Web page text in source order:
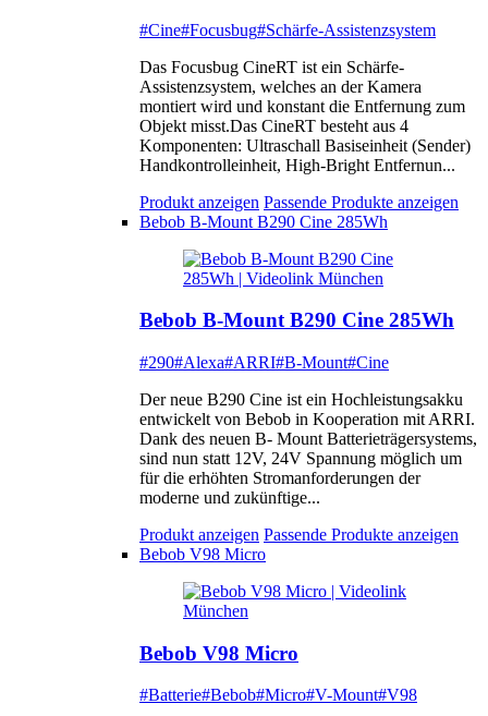
#Cine#Focusbug#Schärfe-Assistenzsystem
Das Focusbug CineRT ist ein Schärfe-
Assistenzsystem, welches an der Kamera
montiert wird und konstant die Entfernung zum
Objekt misst.Das CineRT besteht aus 4
Komponenten: Ultraschall Basiseinheit (Sender)
Handkontrolleinheit, High-Bright Entfernun...
Produkt anzeigen Passende Produkte anzeigen
Bebob B-Mount B290 Cine 285Wh
Bebob B-Mount B290 Cine 285Wh
#290#Alexa#ARRI#B-Mount#Cine
Der neue B290 Cine ist ein Hochleistungsakku
entwickelt von Bebob in Kooperation mit ARRI.
Dank des neuen B- Mount Batterieträgersystems,
sind nun statt 12V, 24V Spannung möglich um
für die erhöhten Stromanforderungen der
moderne und zukünftige...
Produkt anzeigen Passende Produkte anzeigen
Bebob V98 Micro
Bebob V98 Micro
#Batterie#Bebob#Micro#V-Mount#V98